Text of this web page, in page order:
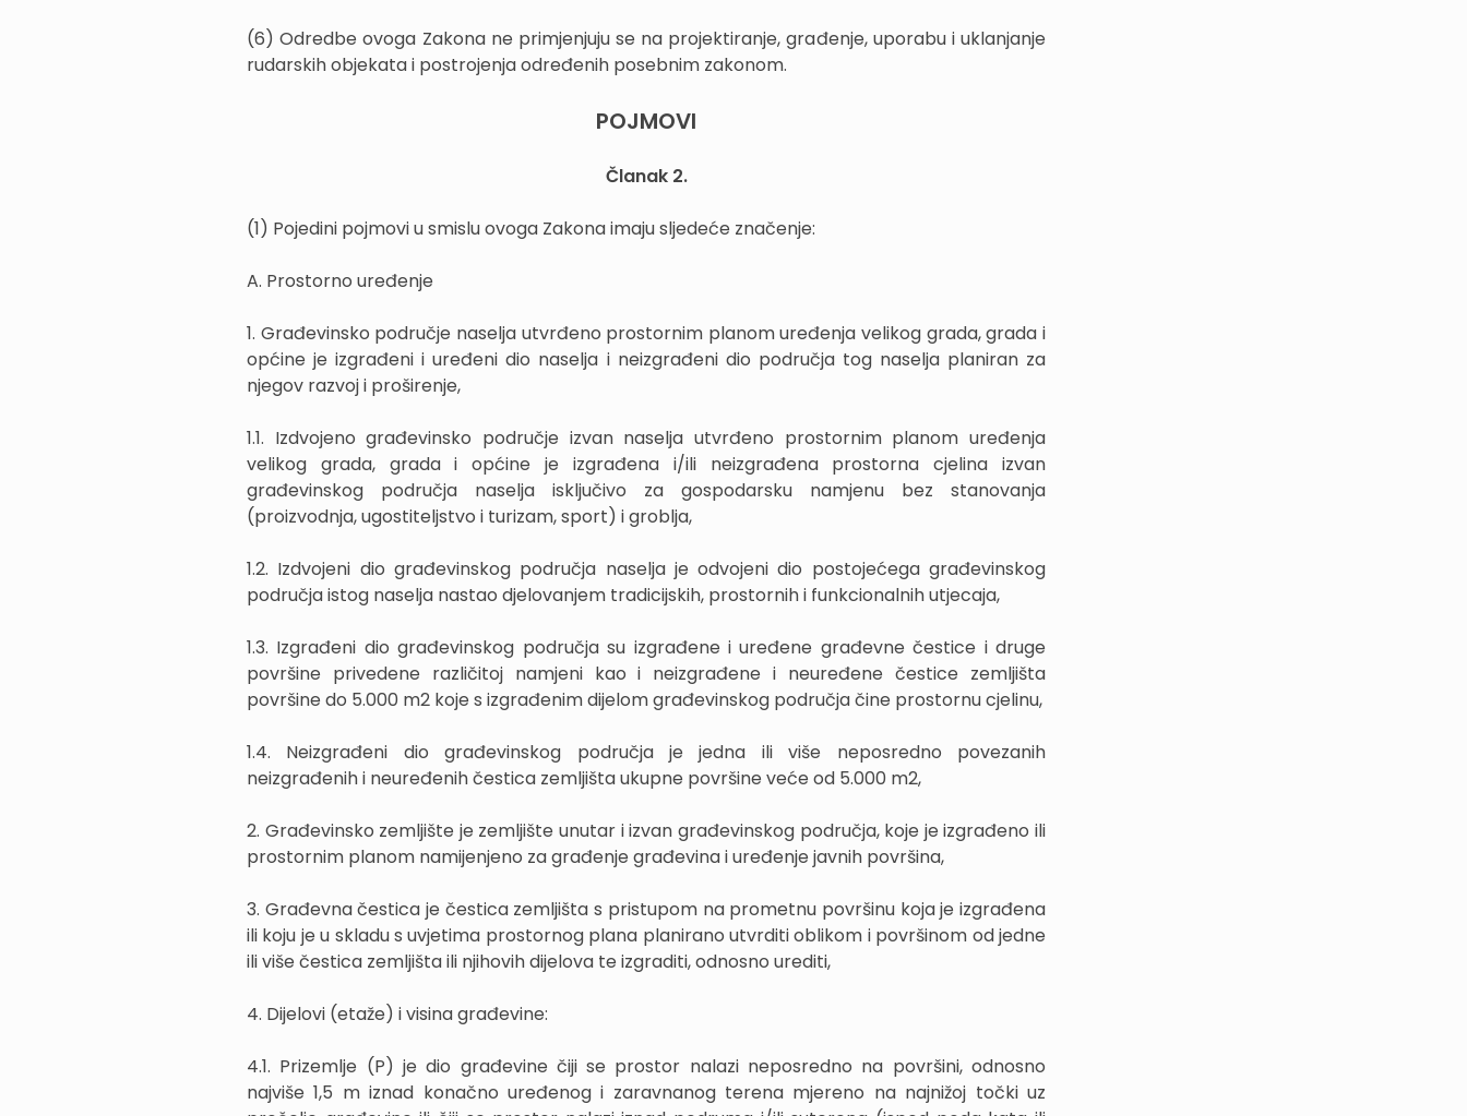
(6) Odredbe ovoga Zakona ne primjenjuju se na projektiranje, građenje, uporabu i uklanjanje
rudarskih objekata i postrojenja određenih posebnim zakonom.
POJMOVI
Članak 2.
(1) Pojedini pojmovi u smislu ovoga Zakona imaju sljedeće značenje:
A. Prostorno uređenje
1. Građevinsko područje naselja utvrđeno prostornim planom uređenja velikog grada, grada i
općine je izgrađeni i uređeni dio naselja i neizgrađeni dio područja tog naselja planiran za
njegov razvoj i proširenje,
1.1. Izdvojeno građevinsko područje izvan naselja utvrđeno prostornim planom uređenja
velikog grada, grada i općine je izgrađena i/ili neizgrađena prostorna cjelina izvan
građevinskog područja naselja isključivo za gospodarsku namjenu bez stanovanja
(proizvodnja, ugostiteljstvo i turizam, sport) i groblja,
1.2. Izdvojeni dio građevinskog područja naselja je odvojeni dio postojećega građevinskog
područja istog naselja nastao djelovanjem tradicijskih, prostornih i funkcionalnih utjecaja,
1.3. Izgrađeni dio građevinskog područja su izgrađene i uređene građevne čestice i druge
površine privedene različitoj namjeni kao i neizgrađene i neuređene čestice zemljišta
površine do 5.000 m2 koje s izgrađenim dijelom građevinskog područja čine prostornu cjelinu,
1.4. Neizgrađeni dio građevinskog područja je jedna ili više neposredno povezanih
neizgrađenih i neuređenih čestica zemljišta ukupne površine veće od 5.000 m2,
2. Građevinsko zemljište je zemljište unutar i izvan građevinskog područja, koje je izgrađeno ili
prostornim planom namijenjeno za građenje građevina i uređenje javnih površina,
3. Građevna čestica je čestica zemljišta s pristupom na prometnu površinu koja je izgrađena
ili koju je u skladu s uvjetima prostornog plana planirano utvrditi oblikom i površinom od jedne
ili više čestica zemljišta ili njihovih dijelova te izgraditi, odnosno urediti,
4. Dijelovi (etaže) i visina građevine:
4.1. Prizemlje (P) je dio građevine čiji se prostor nalazi neposredno na površini, odnosno
najviše 1,5 m iznad konačno uređenog i zaravnanog terena mjereno na najnižoj točki uz